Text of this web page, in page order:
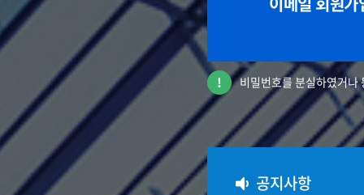
비밀번호를 분실하였거나
공지사항